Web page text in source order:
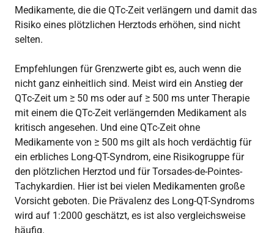
Medikamente, die die QTc-Zeit verlängern und damit das
Risiko eines plötzlichen Herztods erhöhen, sind nicht
selten.
Empfehlungen für Grenzwerte gibt es, auch wenn die
nicht ganz einheitlich sind. Meist wird ein Anstieg der
QTc-Zeit um ≥ 50 ms oder auf ≥ 500 ms unter Therapie
mit einem die QTc-Zeit verlängernden Medikament als
kritisch angesehen. Und eine QTc-Zeit ohne
Medikamente von ≥ 500 ms gilt als hoch verdächtig für
ein erbliches Long-QT-Syndrom, eine Risikogruppe für
den plötzlichen Herztod und für Torsades-de-Pointes-
Tachykardien. Hier ist bei vielen Medikamenten große
Vorsicht geboten. Die Prävalenz des Long-QT-Syndroms
wird auf 1:2000 geschätzt, es ist also vergleichsweise
häufig.